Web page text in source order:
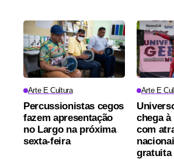
Arte E Cultura
Percussionistas cegos
fazem apresentação
no Largo na próxima
sexta-feira
Arte E
chega à
com
gratuita